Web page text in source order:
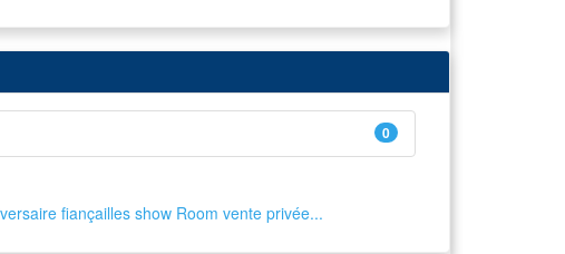
0
fiançailles show Room vente privée...